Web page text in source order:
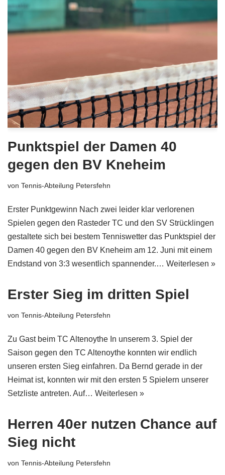
Punktspiel der Damen 40
gegen den BV Kneheim
von Tennis-Abteilung Petersfehn
Erster Punktgewinn Nach zwei leider klar verlorenen
Spielen gegen den Rasteder TC und den SV Strücklingen
gestaltete sich bei bestem Tenniswetter das Punktspiel der
Damen 40 gegen den BV Kneheim am 12. Juni mit einem
Endstand von 3:3 wesentlich spannender.… Weiterlesen »
Erster Sieg im dritten Spiel
von Tennis-Abteilung Petersfehn
Zu Gast beim TC Altenoythe In unserem 3. Spiel der
Saison gegen den TC Altenoythe konnten wir endlich
unseren ersten Sieg einfahren. Da Bernd gerade in der
Heimat ist, konnten wir mit den ersten 5 Spielern unserer
Setzliste antreten. Auf… Weiterlesen »
Herren 40er nutzen Chance auf
Sieg nicht
von Tennis-Abteilung Petersfehn